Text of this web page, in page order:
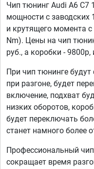
Чип тюнинг Audi A6 C7
мощности с заводских
и крутящего момента
Nm). Цены на чип
руб., а коробки - 9800р,
При чип тюнинге
при разгоне, будет
включение, подхват
низких оборотов,
будет переключать
станет намного более
Профессиональный
сокращает время